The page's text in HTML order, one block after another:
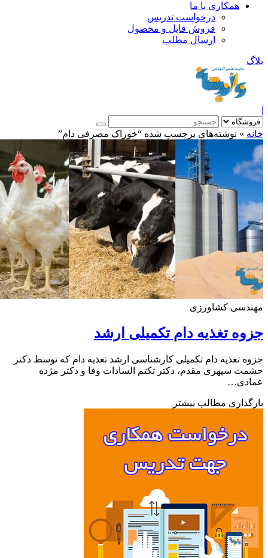
همکاری با ما
درخواست تدریس
فروش فایل و محصول
ارسال مطلب
»نوشته‌های برچسب شده “خوراک مصرفی دام”
کشاورزی
تغذیه دام تکمیلی ارشد
تغذیه دام تکمیلی کارشناسی ارشد تغذیه دام که توسط دکتر
سپهری مقدم، دکتر تکتم السادات وفا و دکتر مژده
مطالب بیشتر